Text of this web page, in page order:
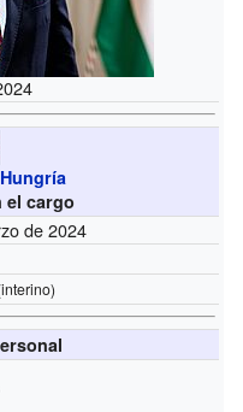
el cargo
de 2024